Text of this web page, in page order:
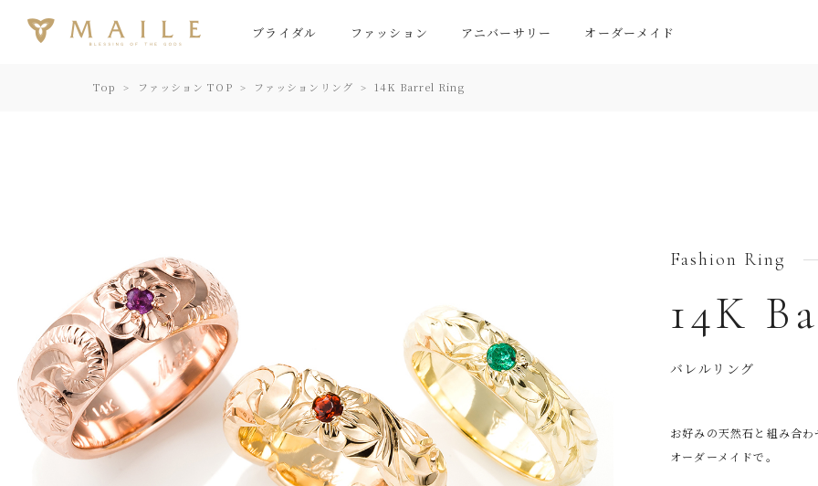
ブライダル ファッション アニバーサリー オーダーメイド
Top ファッション TOP ファッションリング 14K Barrel Ring
Fashion Ring
14K
バレルリング
お好みの天然石と組み合
オーダーメイドで。